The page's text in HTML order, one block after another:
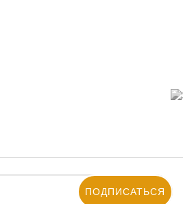
ПОДПИСАТЬСЯ